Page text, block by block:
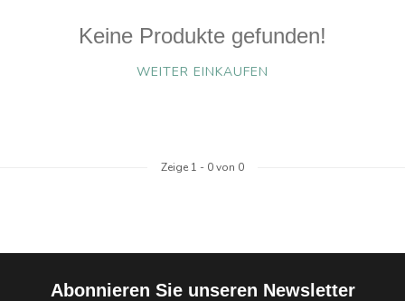
Keine Produkte gefunden!
WEITER EINKAUFEN
Zeige 1 - 0von 0
Abonnieren Sie unseren Newsletter